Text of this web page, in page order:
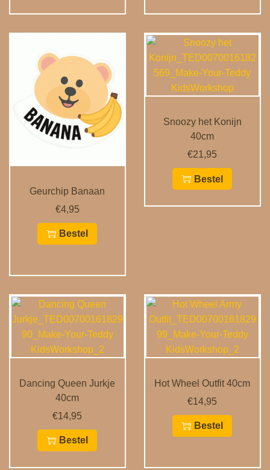
Geurchip Banaan
€4,95
Bestel
Snoozy het Konijn
40cm
€21,95
Bestel
Dancing Queen Jurkje
40cm
€14,95
Bestel
Hot Wheel Outfit 40cm
€14,95
Bestel